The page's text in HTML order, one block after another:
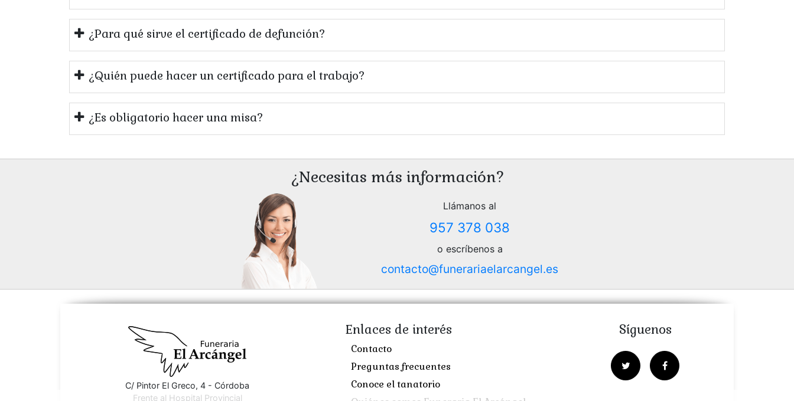
¿Para qué sirve el certificado de defunción?
¿Quién puede hacer un certificado para el trabajo?
¿Es obligatorio hacer una misa?
¿Necesitas más información?
Llámanos al
957 378 038
o escríbenos a
contacto@funerariaelarcangel.es
C/ Pintor El Greco, 4 - Córdoba
Frente al Hospital Provincial
Enlaces de interés
Contacto
Preguntas frecuentes
Conoce el tanatorio
Síguenos